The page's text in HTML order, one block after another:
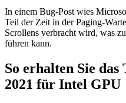
In einem Bug-Post wies
Teil der Zeit in der Paging-
Scrollens verbracht wird, was
führen kann.
So erhalten Sie
2021 für Intel GPU